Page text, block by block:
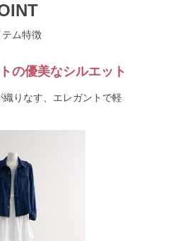
テム特徴
の優美なシルエット
りなす、エレガントで軽